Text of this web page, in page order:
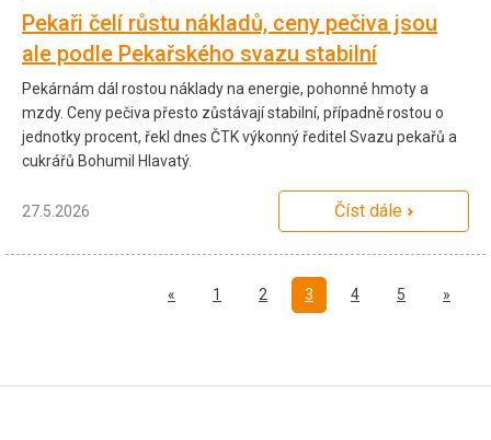
Pekaři čelí růstu nákladů, ceny pečiva jsou
ale podle Pekařského svazu stabilní
Pekárnám dál rostou náklady na energie, pohonné hmoty a
mzdy. Ceny pečiva přesto zůstávají stabilní, případně rostou o
jednotky procent, řekl dnes ČTK výkonný ředitel Svazu pekařů a
cukrářů Bohumil Hlavatý.
27.5.2026 Číst dále
« Předchozí
1 2 3 4 5 »